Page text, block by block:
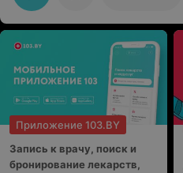
Приложение 103.BY
Запись к врачу, поиск и
бронирование лекарств,